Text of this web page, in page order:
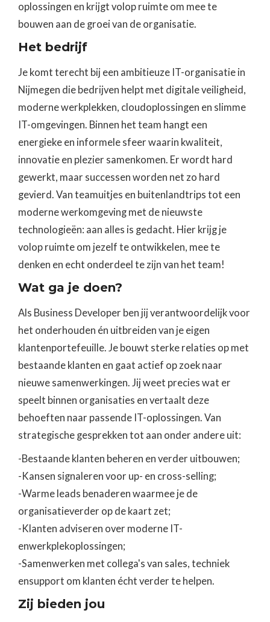
oplossingen en krijgt volop ruimte om mee te
bouwen aan de groei van de organisatie.
‍Het bedrijf‍‍
Je komt terecht bij een ambitieuze IT-organisatie in
Nijmegen die bedrijven helpt met digitale veiligheid,
moderne werkplekken, cloudoplossingen en slimme
IT-omgevingen. Binnen het team hangt een
energieke en informele sfeer waarin kwaliteit,
innovatie en plezier samenkomen. Er wordt hard
gewerkt, maar successen worden net zo hard
gevierd. Van teamuitjes en buitenlandtrips tot een
moderne werkomgeving met de nieuwste
technologieën: aan alles is gedacht. Hier krijg je
volop ruimte om jezelf te ontwikkelen, mee te
denken en echt onderdeel te zijn van het team!
‍Wat ga je doen?
Als Business Developer ben jij verantwoordelijk voor
het onderhouden én uitbreiden van je eigen
klantenportefeuille. Je bouwt sterke relaties op met
bestaande klanten en gaat actief op zoek naar
nieuwe samenwerkingen. Jij weet precies wat er
speelt binnen organisaties en vertaalt deze
behoeften naar passende IT-oplossingen. Van
strategische gesprekken tot aan onder andere uit:
-Bestaande klanten beheren en verder uitbouwen;
-Kansen signaleren voor up- en cross-selling;
-Warme leads benaderen waarmee je de
organisatieverder op de kaart zet;
-Klanten adviseren over moderne IT-
enwerkplekoplossingen;
-Samenwerken met collega's van sales, techniek
ensupport om klanten écht verder te helpen.
Zij bieden jou